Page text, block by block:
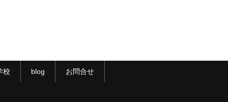
校 blog お問合せ